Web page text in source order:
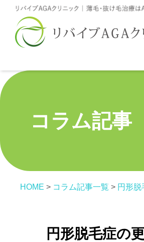
コラム記事
HOME > コラム記事一覧 > 円形脱
円形脱毛症の